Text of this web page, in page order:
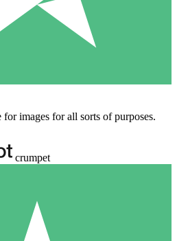
for images for all sorts of purposes.
crumpet